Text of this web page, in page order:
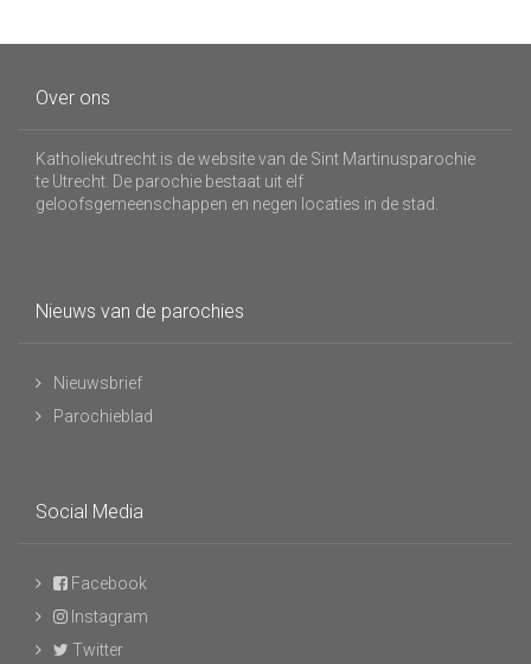
Over ons
Katholiekutrecht is de website van de Sint Martinusparochie
te Utrecht. De parochie bestaat uit elf
geloofsgemeenschappen en negen locaties in de stad.
Nieuws van de parochies
Nieuwsbrief
Parochieblad
Social Media
Facebook
Instagram
Twitter